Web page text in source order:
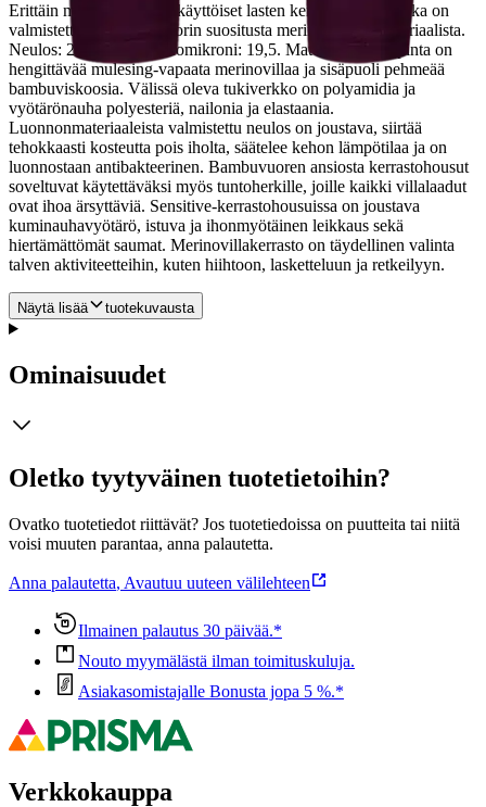
Erittäin mukavat ja monikäyttöiset lasten kerrastohousut, joka on
valmistettu North Outdoorin suositusta merino-bambumateriaalista.
Neulos: 225 g/m², merinomikroni: 19,5. Materiaalin ulkopinta on
hengittävää mulesing-vapaata merinovillaa ja sisäpuoli pehmeää
bambuviskoosia. Välissä oleva tukiverkko on polyamidia ja
vyötärönauha polyesteriä, nailonia ja elastaania.
Luonnonmateriaaleista valmistettu neulos on joustava, siirtää
tehokkaasti kosteutta pois iholta, säätelee kehon lämpötilaa ja on
luonnostaan antibakteerinen. Bambuvuoren ansiosta kerrastohousut
soveltuvat käytettäväksi myös tuntoherkille, joille kaikki villalaadut
ovat ihoa ärsyttäviä. Sensitive-kerrastohousuissa on joustava
kuminauhavyötärö, istuva ja ihonmyötäinen leikkaus sekä
hiertämättömät saumat. Merinovillakerrasto on täydellinen valinta
talven aktiviteetteihin, kuten hiihtoon, lasketteluun ja retkeilyyn.
Näytä lisää tuotekuvausta
Ominaisuudet
Oletko tyytyväinen tuotetietoihin?
Ovatko tuotetiedot riittävät? Jos tuotetiedoissa on puutteita tai niitä
voisi muuten parantaa, anna palautetta.
Anna palautetta, Avautuu uuteen välilehteen
Ilmainen palautus 30 päivää.*
Nouto myymälästä ilman toimituskuluja.
Asiakasomistajalle Bonusta jopa 5 %.*
Verkkokauppa